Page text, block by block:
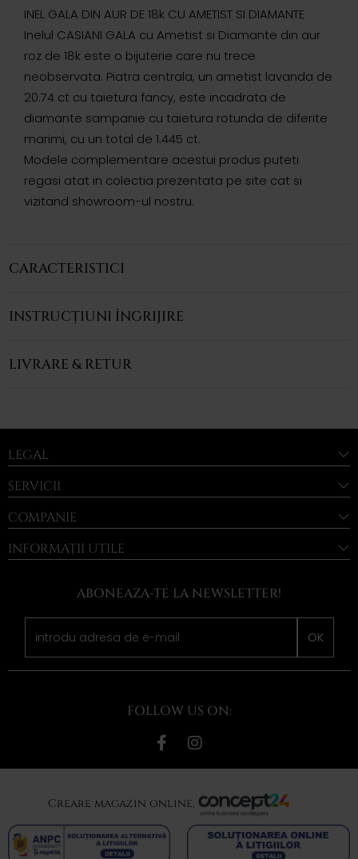
INEL GALA DIN AUR DE 18k CU AMETIST SI DIAMANTE
Inelul CASIANI GALA cu Ametist si Diamante din aur
roz de 18k este o bijuterie care nu trece
neobservata. Piatra centrala, un ametist lavanda de
20.74 ct cu taietura fancy, este incadrata de
diamante sampanie cu taietura rotunda de diferite
marimi, cu un total de 1.445 ct.
Modele complementare acestui produs puteti
regasi atat in colectia prezentata pe site cat si
vizitand showroom-ul nostru.
CARACTERISTICI
INSTRUCȚIUNI ÎNGRIJIRE
LIVRARE & RETUR
LEGAL
SERVICII
COMPANIE
INFORMAȚII UTILE
ABONEAZA-TE LA NEWSLETTER!
OK
FOLLOW US ON:
Creare magazin online,